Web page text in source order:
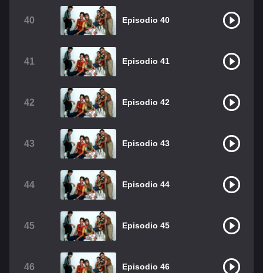
40 Episodio 40
41 Episodio 41
42 Episodio 42
43 Episodio 43
44 Episodio 44
45 Episodio 45
46 Episodio 46